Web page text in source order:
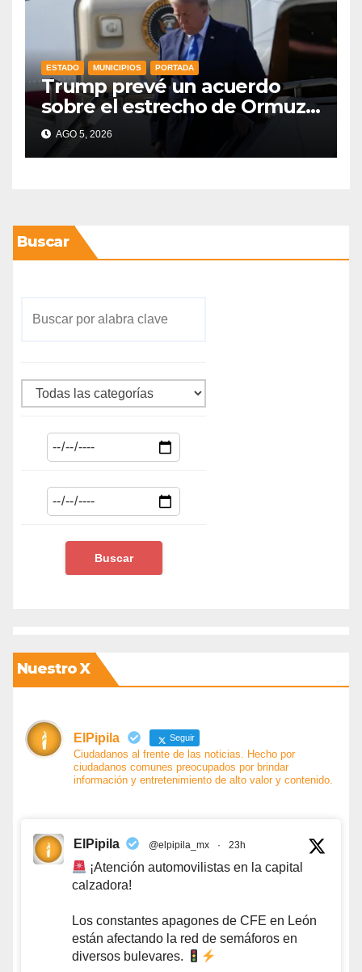
ESTADO MUNICIPIOS PORTADA
Trump prevé un acuerdo
sobre el estrecho de Ormuz
esta misma semana
AGO 5, 2026
Buscar
Nuestro X
ElPipila Seguir
Ciudadanos al frente de las noticias. Hecho por
ciudadanos comunes preocupados por brindar
información y entretenimiento de alto valor y contenido.
ElPipila @elpipila_mx · 23h
¡Atención automovilistas en la capital
calzadora!
Los constantes apagones de CFE en León
están afectando la red de semáforos en
diversos bulevares.